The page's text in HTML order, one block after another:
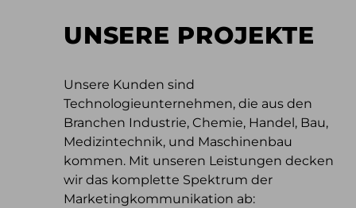
UNSERE PROJEKTE
Unsere Kunden sind
Technologieunternehmen, die aus den
Branchen Industrie, Chemie, Handel, Bau,
Medizintechnik, und Maschinenbau
kommen. Mit unseren Leistungen decken
wir das komplette Spektrum der
Marketingkommunikation ab: